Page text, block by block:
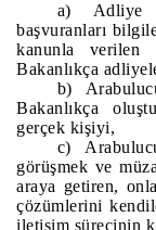
a) Adliye
başvuranları
kanunla verilen
Bakanlıkça
b)
Bakanlıkça
gerçek kişiyi,
c)
görüşmek ve
araya getiren,
çözümlerini
iletişim sürecinin